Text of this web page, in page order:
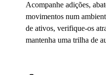
Acompanhe adições,
movimentos num
de ativos, verifique-os
mantenha uma trilha de